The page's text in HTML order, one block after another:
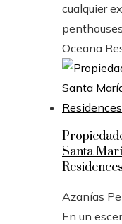
cualquier
Oceana
Santa
Residences
Azanías
En un